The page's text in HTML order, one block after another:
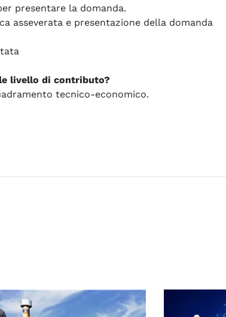
presentare la domanda.
asseverata e presentazione della domanda
livello di contributo?
tecnico-economico.